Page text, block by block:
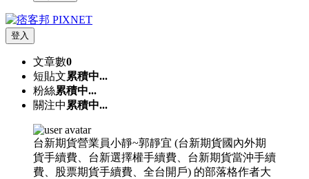
登入
文章數0
短貼文累積中...
粉絲累積中...
關注中 累積中...
台新期貨營業員小靜~郭靜宜 (台新期貨國內外期
貨手續費、台新選擇權手續費、台新期貨當沖手續
費、股票期貨手續費、全台開戶) 的部落格作者大